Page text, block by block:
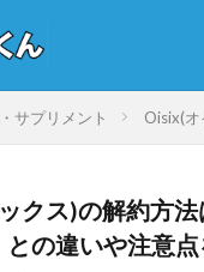
サプリメント Oisix(
クス)の解約方
の違いや注意